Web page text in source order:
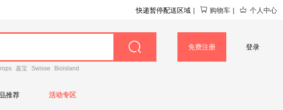
快递暂停配送区域 | 购物车 | 个人中心
嘉宝 Swisse Bioisland
免费注册 登录
推荐 活动专区